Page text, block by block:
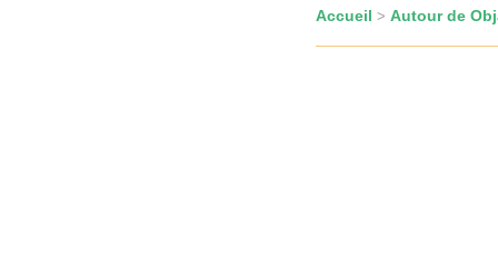
Accueil > Autour de